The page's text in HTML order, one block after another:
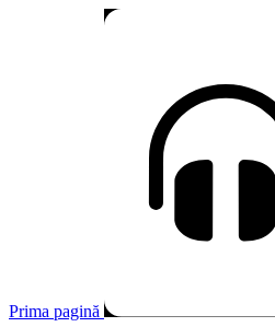
Prima pagină